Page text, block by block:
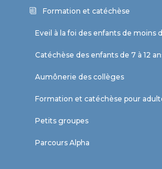
Formation et catéchèse
Eveil à la foi des enfants de moins
Catéchèse des enfants de 7 à 12
Aumônerie des collèges
Formation et catéchèse pour
Petits groupes
Parcours Alpha